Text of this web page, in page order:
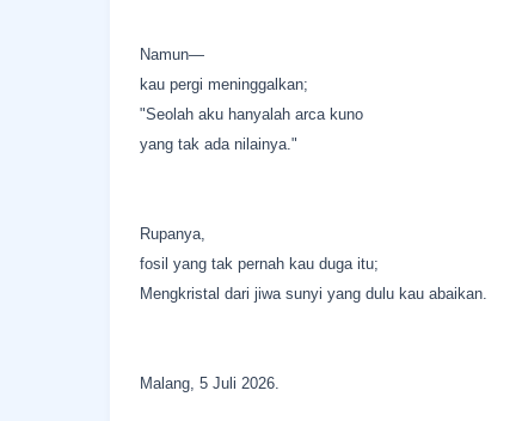
Namun—
kau pergi meninggalkan;
"Seolah aku hanyalah arca kuno
yang tak ada nilainya."
Rupanya,
fosil yang tak pernah kau duga itu;
Mengkristal dari jiwa sunyi yang dulu kau abaikan.
Malang, 5 Juli 2026.